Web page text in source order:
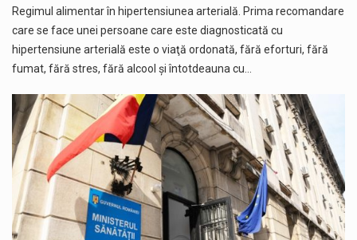
Regimul alimentar în hipertensiunea arterială. Prima recomandare
care se face unei persoane care este diagnosticată cu
hipertensiune arterială este o viaţă ordonată, fără eforturi, fără
fumat, fără stres, fără alcool și întotdeauna cu…